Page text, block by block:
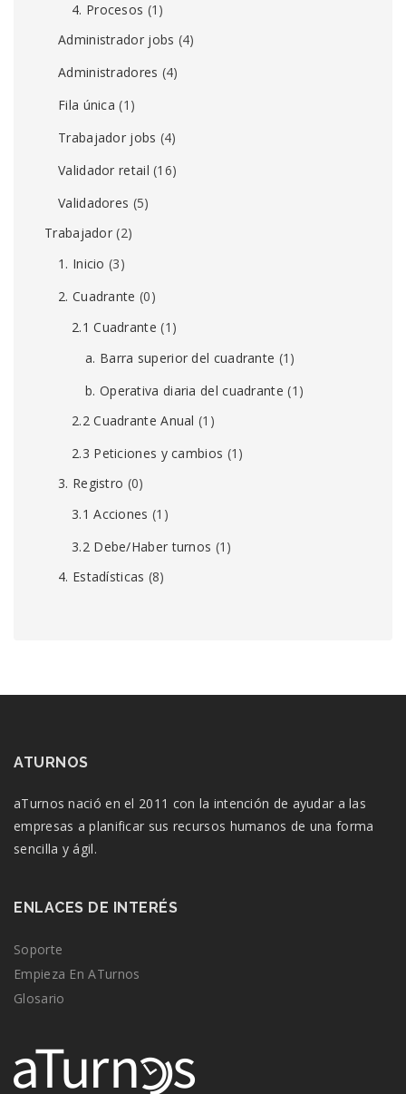
4. Procesos (1)
Administrador jobs (4)
Administradores (4)
Fila única (1)
Trabajador jobs (4)
Validador retail (16)
Validadores (5)
Trabajador (2)
1. Inicio (3)
2. Cuadrante (0)
2.1 Cuadrante (1)
a. Barra superior del cuadrante (1)
b. Operativa diaria del cuadrante (1)
2.2 Cuadrante Anual (1)
2.3 Peticiones y cambios (1)
3. Registro (0)
3.1 Acciones (1)
3.2 Debe/Haber turnos (1)
4. Estadísticas (8)
ATURNOS
aTurnos nació en el 2011 con la intención de ayudar a las
empresas a planificar sus recursos humanos de una forma
sencilla y ágil.
ENLACES DE INTERÉS
Soporte
Empieza En ATurnos
Glosario